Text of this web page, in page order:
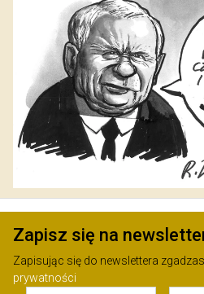
Zapisz się na
Zapisując się do newslettera
prywatności